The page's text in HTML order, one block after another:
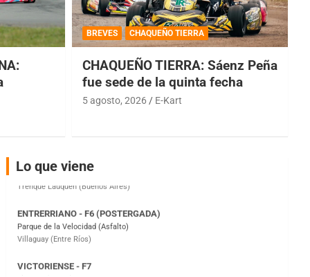
BREVES CHAQUEÑO TIERRA
CHAQUEÑO TIERRA: Sáenz Peña
fue sede de la quinta fecha
5 agosto, 2026 E-Kart
Lo que viene
COBERTURA ESPECIAL DE E-KART.COM.AR
08/09-AGO
IAME SERIES ARGENTINA 6
Ramiro Tot (Asfalto)
Parque de la Velocidad (Asfalto)
El Cerro (Tierra)
Victoria (Entre Ríos)
Moto Club Reginense (Tierra)